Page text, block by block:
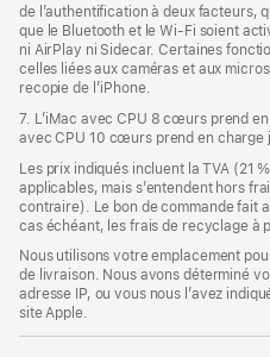
de l’authentification à deux facteurs,
que le Bluetooth et le Wi-Fi soient
ni AirPlay ni Sidecar. Certaines
celles liées aux caméras et aux
recopie de l’iPhone.
7. L’iMac avec CPU 8 cœurs prend
avec CPU 10 cœurs prend en charge
Les prix indiqués incluent la TVA (21
applicables, mais s’entendent hors
contraire). Le bon de commande fait
cas échéant, les frais de recyclage à
Nous utilisons votre emplacement
de livraison. Nous avons déterminé
adresse IP, ou vous nous l’avez
site Apple.